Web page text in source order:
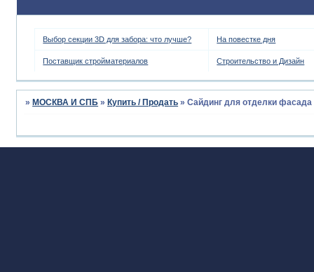
Выбор секции 3D для забора: что лучше? На повестке дня
Поставщик стройматериалов Строительство и Дизайн
» МОСКВА И СПБ » Купить / Продать »Сайдинг для отделки